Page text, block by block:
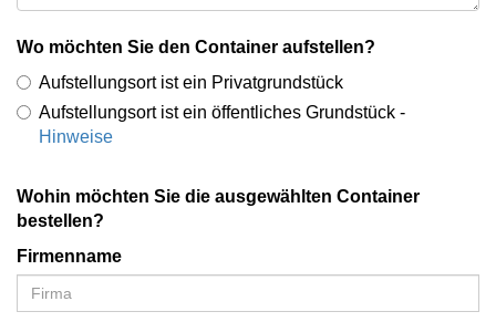
Wo möchten Sie den Container aufstellen?
Aufstellungsort ist ein Privatgrundstück
Aufstellungsort ist ein öffentliches Grundstück -
Hinweise
Wohin möchten Sie die ausgewählten Container
bestellen?
Firmenname